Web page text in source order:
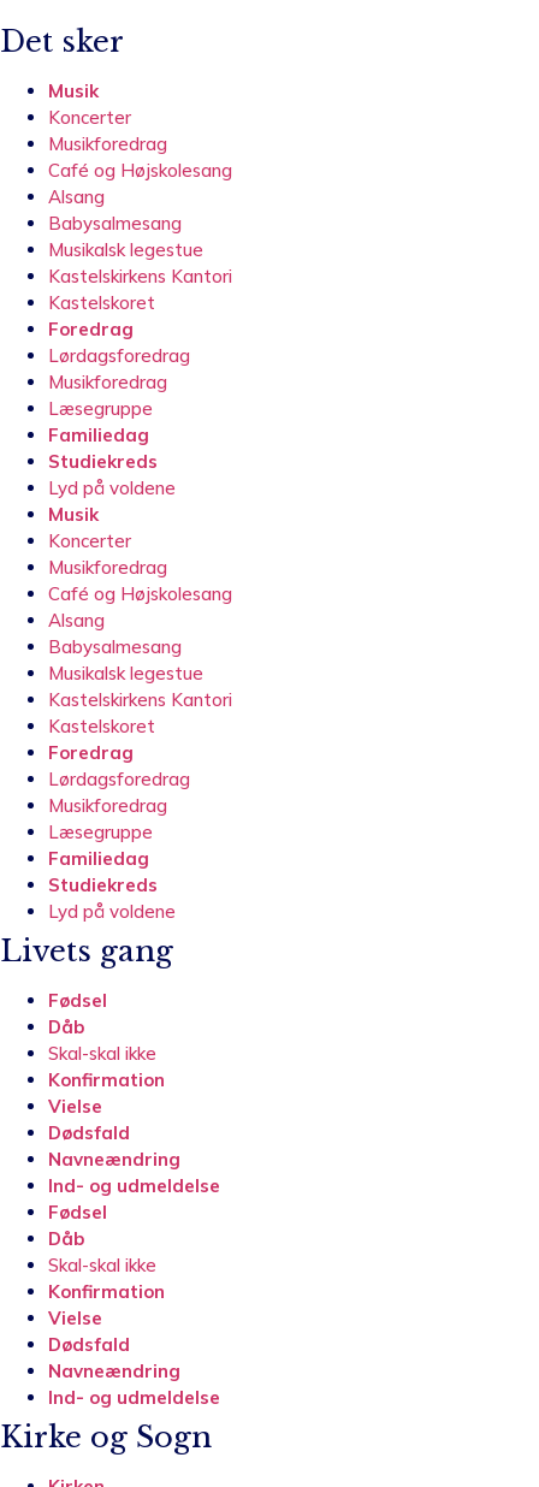
Det sker
Musik
Koncerter
Musikforedrag
Café og Højskolesang
Alsang
Babysalmesang
Musikalsk legestue
Kastelskirkens Kantori
Kastelskoret
Foredrag
Lørdagsforedrag
Musikforedrag
Læsegruppe
Familiedag
Studiekreds
Lyd på voldene
Musik
Koncerter
Musikforedrag
Café og Højskolesang
Alsang
Babysalmesang
Musikalsk legestue
Kastelskirkens Kantori
Kastelskoret
Foredrag
Lørdagsforedrag
Musikforedrag
Læsegruppe
Familiedag
Studiekreds
Lyd på voldene
Livets gang
Fødsel
Dåb
Skal-skal ikke
Konfirmation
Vielse
Dødsfald
Navneændring
Ind- og udmeldelse
Fødsel
Dåb
Skal-skal ikke
Konfirmation
Vielse
Dødsfald
Navneændring
Ind- og udmeldelse
Kirke og Sogn